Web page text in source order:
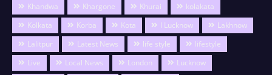
Khandwa
Khargone Khurai
kolakata
Kolkata
Korba Kota l Lucknow
Lakhnow
Lalitpur
Latest News life style
lifestyle
Live
Local News London
Lucknow